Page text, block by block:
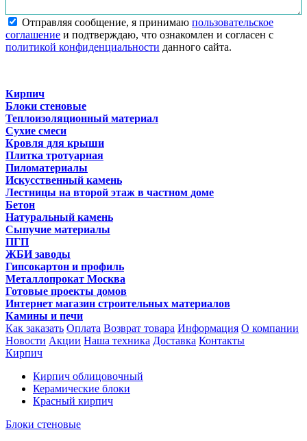
Отправляя сообщение, я принимаю пользовательское
соглашение и подтверждаю, что ознакомлен и согласен с
политикой конфиденциальности данного сайта.
Кирпич
Блоки стеновые
Теплоизоляционный материал
Сухие смеси
Кровля для крыши
Плитка тротуарная
Пиломатериалы
Искусственный камень
Лестницы на второй этаж в частном доме
Бетон
Натуральный камень
Сыпучие материалы
ПГП
ЖБИ заводы
Гипсокартон и профиль
Металлопрокат Москва
Готовые проекты домов
Интернет магазин строительных материалов
Камины и печи
Как заказать Оплата Возврат товара Информация О компании
Новости Акции Наша техника Доставка Контакты
Кирпич
Кирпич облицовочный
Керамические блоки
Красный кирпич
Блоки стеновые